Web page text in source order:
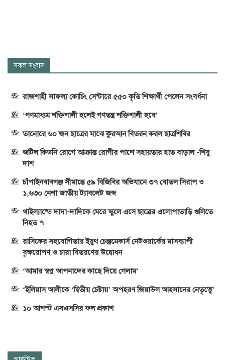
সকল সংবাদ
রাজশাহী সাফল্য কোচিং সেন্টারে ৫৫০ কৃতি শিক্ষার্থী পেলেন সংবর্ধনা
‘গণমাধ্যম শক্তিশালী হলেই গণতন্ত্র শক্তিশালী হবে’
তানোরে ৬০ জন ছাত্রের মাঝে কুরআন বিতরন করল ছাত্রশিবির
জটিল কিডনি রোগে আক্রান্ত রোগীর পাশে সহায়তার হাত বাড়াল -শিবু
দাশ
চাঁপাইনবাবগঞ্জ সীমান্তে ৫৯ বিজিবির অভিযানে ৩৭ বোতল সিরাপ ও
১,৬৩০ নেশা জাতীয় ট্যাবলেট জব্দ
থাইল্যান্ডে দাদা-দাদিকে মেরে স্কুলে এসে ছাত্রের এলোপাতাড়ি গুলিতে
নিহত ৭
রাসিকের সহযোগিতায় ইয়ুথ চেঞ্জমেকার্স নেটওয়ার্কের মাসব্যাপী
বৃক্ষরোপণ ও চারা বিতরণের উদ্বোধন
‘আমার স্বপ্ন আপনাদের কাছে দিয়ে গেলাম’
‘ইলিয়াস আলীকে ‘দ্বিতীয় চেষ্টায়’ অপহরণ জিয়াউল আহসানের নেতৃত্বে’
১০ আগস্ট এসএসসির ফল প্রকাশ